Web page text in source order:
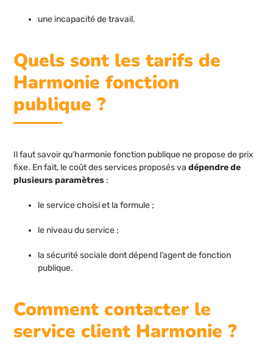
une incapacité de travail.
Quels sont les tarifs de
Harmonie fonction
publique ?
Il faut savoir qu’harmonie fonction publique ne propose de prix
fixe. En fait, le coût des services proposés vadépendre de
plusieurs paramètres :
le service choisi et la formule ;
le niveau du service ;
la sécurité sociale dont dépend l’agent de fonction
publique.
Comment contacter le
service client Harmonie ?